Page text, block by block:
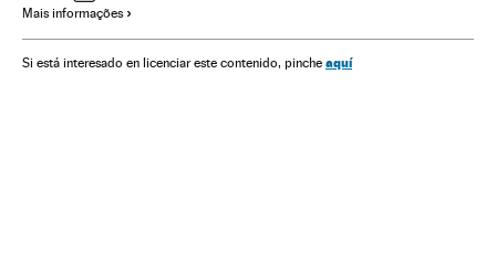
Partidos políticos
Mais informações
Si está interesado en licenciar este contenido, pinche aquí